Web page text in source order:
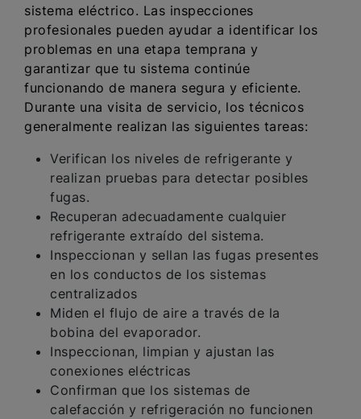
sistema eléctrico. Las inspecciones
profesionales pueden ayudar a identificar los
problemas en una etapa temprana y
garantizar que tu sistema continúe
funcionando de manera segura y eficiente.
Durante una visita de servicio, los técnicos
generalmente realizan las siguientes tareas:
Verifican los niveles de refrigerante y
realizan pruebas para detectar posibles
fugas.
Recuperan adecuadamente cualquier
refrigerante extraído del sistema.
Inspeccionan y sellan las fugas presentes
en los conductos de los sistemas
centralizados
Miden el flujo de aire a través de la
bobina del evaporador.
Inspeccionan, limpian y ajustan las
conexiones eléctricas
Confirman que los sistemas de
calefacción y refrigeración no funcionen